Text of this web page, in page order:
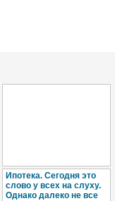
Ипотека. Сегодня это
слово у всех на слуху.
Однако далеко не все